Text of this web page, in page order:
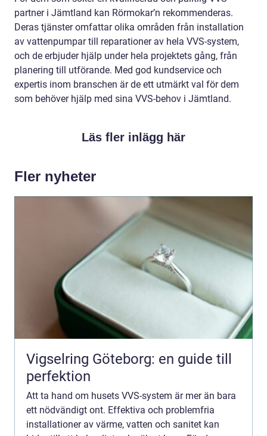
partner i Jämtland kan Rörmokar’n rekommenderas.
Deras tjänster omfattar olika områden från installation
av vattenpumpar till reparationer av hela VVS-system,
och de erbjuder hjälp under hela projektets gång, från
planering till utförande. Med god kundservice och
expertis inom branschen är de ett utmärkt val för dem
som behöver hjälp med sina VVS-behov i Jämtland.
Läs fler inlägg här
Fler nyheter
Vigselring Göteborg: en guide till
perfektion
Att ta hand om husets VVS-system är mer än bara
ett nödvändigt ont. Effektiva och problemfria
installationer av värme, vatten och sanitet kan